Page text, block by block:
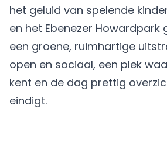
het geluid van spelende
en het Ebenezer Howardpark
een groene, ruimhartige
open en sociaal, een plek
kent en de dag prettig
eindigt.